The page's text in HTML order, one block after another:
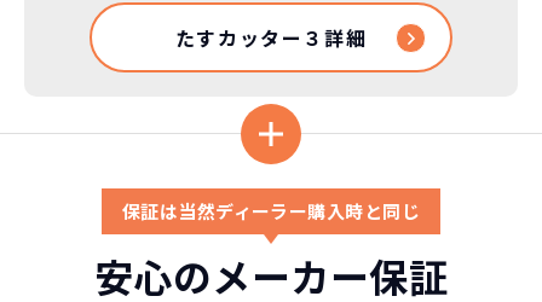
れています。
もちろん、その人によりますが、最新型
車に常に乗り続けられるのは気持ちよ
く、人にも自慢できます！
たすカッター３詳細
保証は当然ディーラー購入時と同じ
安心のメーカー保証